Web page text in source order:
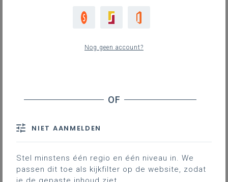
Nog geen account?
NIET AANMELDEN
Stel minstens één regio en één niveau in. We
passen dit toe als kijkfilter op de website, zodat